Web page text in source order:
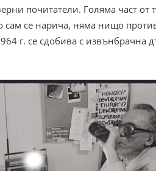
почитатели. Голяма част от
сам се нарича, няма нищо
г. се сдобива с извънбрачна